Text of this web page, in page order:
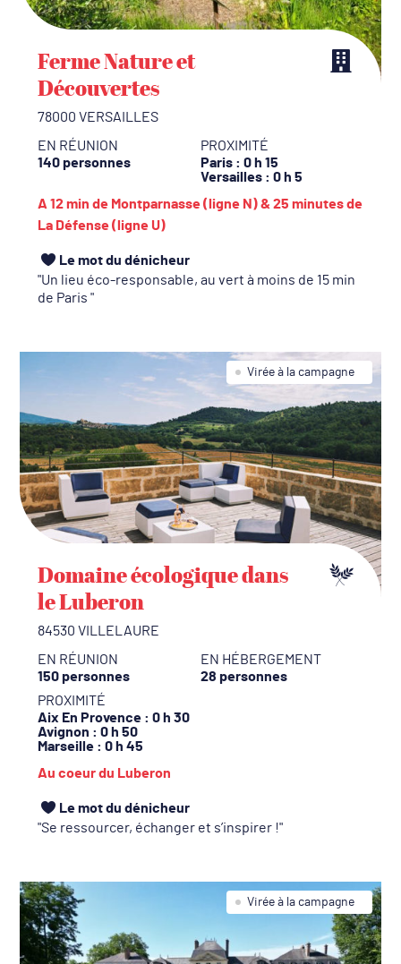
Ferme Nature et
Découvertes
78000 VERSAILLES
EN RÉUNION
140 personnes
PROXIMITÉ
Paris : 0 h 15
Versailles : 0 h 5
A 12 min de Montparnasse (ligne N) & 25 minutes de
La Défense (ligne U)
Le mot du dénicheur
Un lieu éco-responsable, au vert à moins de 15 min
de Paris
Virée à la campagne
Domaine écologique dans
le Luberon
84530 VILLELAURE
EN RÉUNION
150 personnes
EN HÉBERGEMENT
28 personnes
PROXIMITÉ
Aix En Provence : 0 h 30
Avignon : 0 h 50
Marseille : 0 h 45
Au coeur du Luberon
Le mot du dénicheur
Se ressourcer, échanger et s’inspirer !
Virée à la campagne